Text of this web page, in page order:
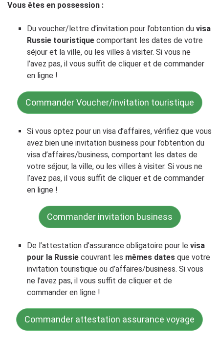
Vous êtes en possession :
Du voucher/lettre d’invitation pour l’obtention du visa
Russie touristique comportant les dates de votre
séjour et la ville, ou les villes à visiter. Si vous ne
l’avez pas, il vous suffit de cliquer et de commander
en ligne !
Commander Voucher/invitation touristique
Si vous optez pour un visa d’affaires, vérifiez que vous
avez bien une invitation business pour l’obtention du
visa d’affaires/business, comportant les dates de
votre séjour, la ville, ou les villes à visiter. Si vous ne
l’avez pas, il vous suffit de cliquer et de commander
en ligne !
Commander invitation business
De l’attestation d’assurance obligatoire pour le visa
pour la Russie couvrant les mêmes dates que votre
invitation touristique ou d’affaires/business. Si vous
ne l’avez pas, il vous suffit de cliquer et de
commander en ligne !
Commander attestation assurance voyage